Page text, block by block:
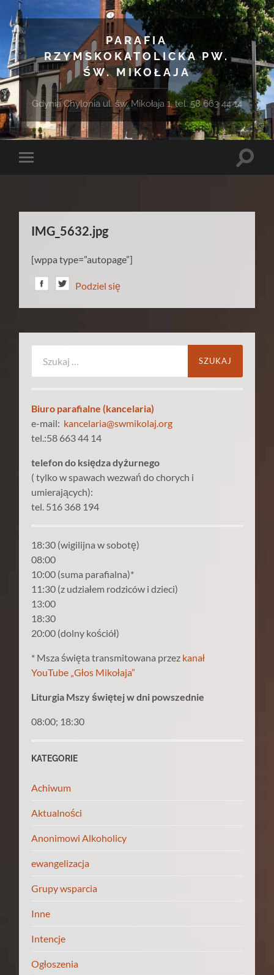
PARAFIA
RZYMSKOKATOLICKA PW.
ŚW. MIKOŁAJA
Gdynia Chylonia ul. św. Mikołaja 1, tel. 58 663 44 14
Toggle
Toggle
IMG_5632.jpg
[wppa type=”autopage”]
Podziel się
Biuro parafialne (kancelaria)
e-mail: kancelaria@swmikolaj.org
tel.:58 663 44 14
telefon do księdza dyżurnego
( tylko w spawach wezwań do chorych i
umierających):
tel. 516 368 194
18:30 (wigilijna w sobotę)
08:00
10:00 (suma parafialna)*
11:30 (z udziałem rodziców i dzieci)
13:00
18:30
20:00 (dolny kościół)
* Msza święta transmitowana przez kanał
YouTube „Głos Mikołaja”
Liturgia Mszy świętej w dni powszednie
08:00; 18:30
KATEGORIE
Achiwum
Aktualności
Anonimowi Alkoholicy
ewangelizacja
Grupy wsparcia
Inne
Intencje
Ogłoszenia